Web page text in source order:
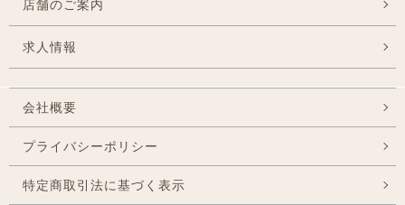
店舗のご案内
求人情報
会社概要
プライバシーポリシー
特定商取引法に基づく表示